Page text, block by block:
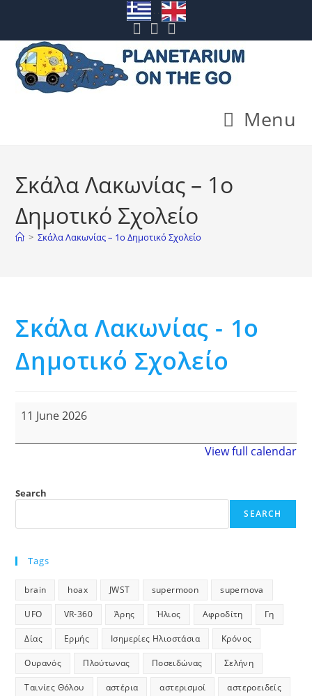
. .
Menu
Σκάλα Λακωνίας – 1o
Δημοτικό Σχολείο
> Σκάλα Λακωνίας – 1o Δημοτικό Σχολείο
Σκάλα Λακωνίας - 1o
Δημοτικό Σχολείο
Λακωνίας
1o
11 June 2026
View full calendar
Search
SEARCH
Tags
brain hoax JWST supermoon supernova
UFO VR-360 Άρης Ήλιος Αφροδίτη Γη
Δίας Ερμής Ισημερίες Ηλιοστάσια Κρόνος
Ουρανός Πλούτωνας Ποσειδώνας Σελήνη
Ταινίες Θόλου αστέρια αστερισμοί αστεροειδείς